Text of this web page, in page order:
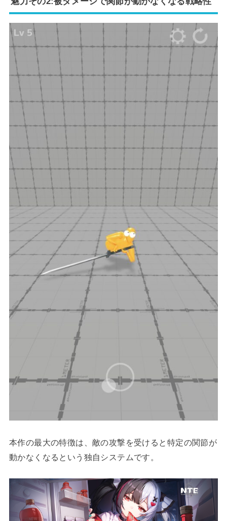
本作の最大の特徴は、敵の攻撃を受けると特定の関節が
動かなくなるという独自システムです。